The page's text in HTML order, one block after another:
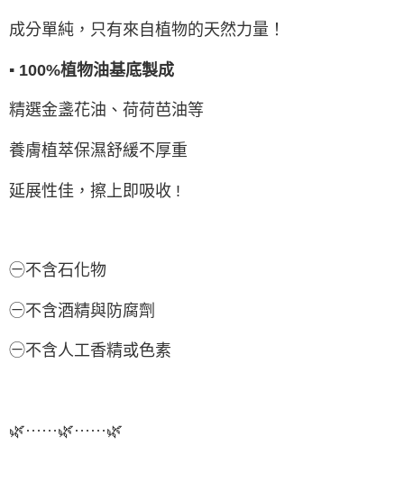
成分單純，只有來自植物的天然力量！
▪ 100%植物油基底製成
精選金盞花油、荷荷芭油等
養膚植萃保濕舒緩不厚重
延展性佳，擦上即吸收 !
㊀不含石化物
㊀不含酒精與防腐劑
㊀不含人工香精或色素
🌿······🌿······🌿